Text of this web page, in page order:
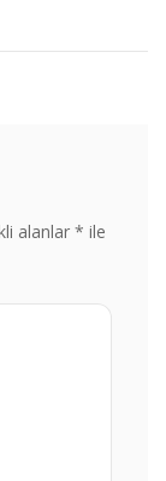
alanlar * ile